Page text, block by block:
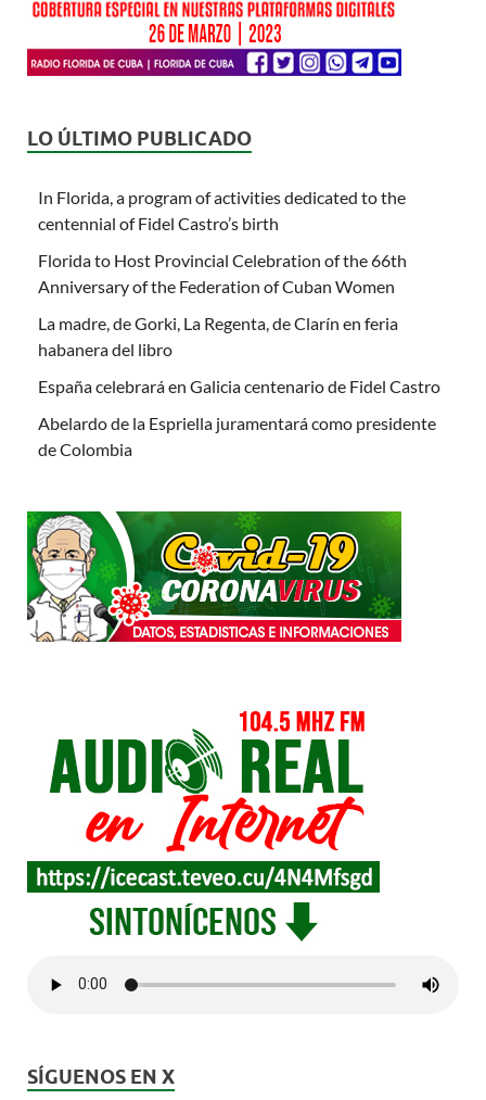
LO ÚLTIMO PUBLICADO
In Florida, a program of activities dedicated to the
centennial of Fidel Castro’s birth
Florida to Host Provincial Celebration of the 66th
Anniversary of the Federation of Cuban Women
La madre, de Gorki, La Regenta, de Clarín en feria
habanera del libro
España celebrará en Galicia centenario de Fidel Castro
Abelardo de la Espriella juramentará como presidente
de Colombia
SÍGUENOS EN X